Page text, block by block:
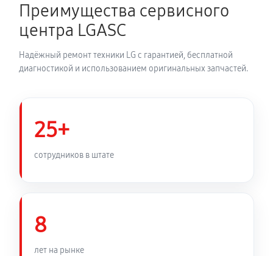
Ремонт испарителя холодильной камеры LG GC-154
SQW
Замена электросхемы холодильной камеры LG GC-
Замена реле холодильной камеры LG GC-154 SQW
Преимущества сервисного
центра LGASC
Надёжный ремонт техники LG с гарантией, бесплатной
диагностикой и использованием оригинальных запчастей.
25+
сотрудников в штате
8
лет на рынке